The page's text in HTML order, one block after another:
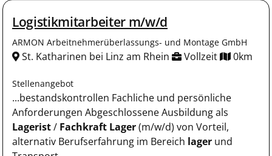
Logistikmitarbeiter m/w/d
ARMON Arbeitnehmerüberlassungs- und Montage GmbH
St. Katharinen bei Linz am Rhein Vollzeit 0km
Stellenangebot
...bestandskontrollen Fachliche und persönliche
Anforderungen Abgeschlossene Ausbildung als
Lagerist/ Fachkraft Lager(m/w/d) von Vorteil,
alternativ Berufserfahrung im Bereich lager und